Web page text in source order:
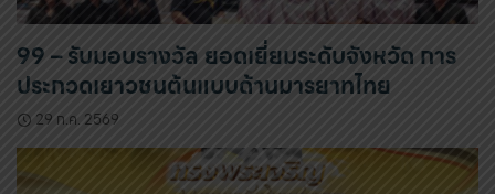
99 – รับมอบรางวัล ยอดเยี่ยมระดับจังหวัด การ
ประกวดเยาวชนต้นแบบด้านมารยาทไทย
29 ก.ค. 2569